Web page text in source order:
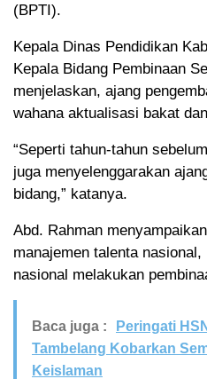
(BPTI).
Kepala Dinas Pendidikan
Kepala Bidang Pembinaan
menjelaskan, ajang
wahana aktualisasi bakat
“Seperti tahun-tahun
juga menyelenggarakan
bidang,” katanya.
Abd. Rahman
manajemen talenta
nasional melakukan
Baca juga :
Peringati
Tambelang Kobarkan
Keislaman